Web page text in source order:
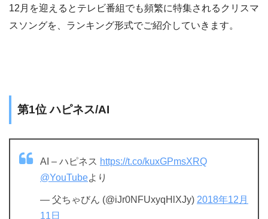
12月を迎えるとテレビ番組でも頻繁に特集されるクリスマ
スソングを、ランキング形式でご紹介していきます。
第1位 ハピネス/AI
AI – ハピネス https://t.co/kuxGPmsXRQ
@YouTubeより
— 父ちゃびん (@iJr0NFUxyqHlXJy) 2018年12月
11日